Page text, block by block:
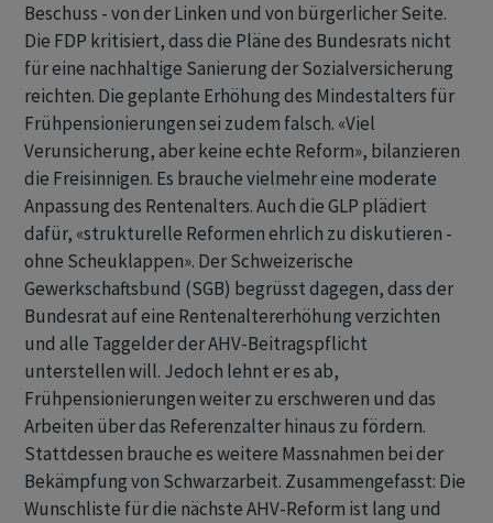
Beschuss - von der Linken und von bürgerlicher Seite.
Die FDP kritisiert, dass die Pläne des Bundesrats nicht
für eine nachhaltige Sanierung der Sozialversicherung
reichten. Die geplante Erhöhung des Mindestalters für
Frühpensionierungen sei zudem falsch. «Viel
Verunsicherung, aber keine echte Reform», bilanzieren
die Freisinnigen. Es brauche vielmehr eine moderate
Anpassung des Rentenalters. Auch die GLP plädiert
dafür, «strukturelle Reformen ehrlich zu diskutieren -
ohne Scheuklappen». Der Schweizerische
Gewerkschaftsbund (SGB) begrüsst dagegen, dass der
Bundesrat auf eine Rentenaltererhöhung verzichten
und alle Taggelder der AHV-Beitragspflicht
unterstellen will. Jedoch lehnt er es ab,
Frühpensionierungen weiter zu erschweren und das
Arbeiten über das Referenzalter hinaus zu fördern.
Stattdessen brauche es weitere Massnahmen bei der
Bekämpfung von Schwarzarbeit. Zusammengefasst: Die
Wunschliste für die nächste AHV-Reform ist lang und